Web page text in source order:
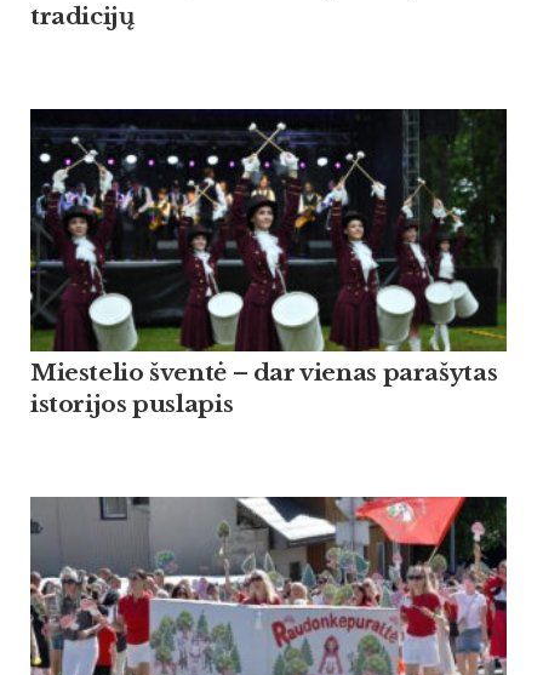
tradicijų
Miestelio šventė – dar vienas parašytas
istorijos puslapis